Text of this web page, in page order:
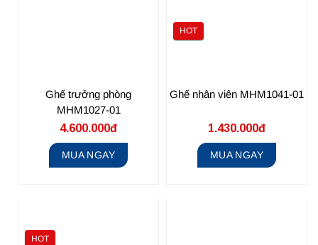
Ghế trưởng phòng
MHM1027-01
4.600.000đ
MUA NGAY
HOT
Ghế nhân viên MHM1041-01
1.430.000đ
MUA NGAY
HOT